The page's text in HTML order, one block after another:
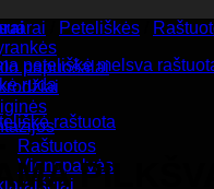
papuošalai
Raštuotos
Vienspalvės
Peteliškės
PILKŠVA